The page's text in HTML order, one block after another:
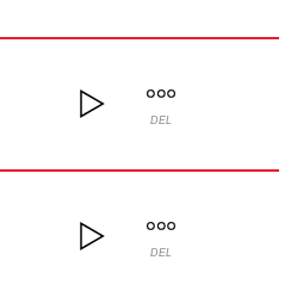
DEL
DEL